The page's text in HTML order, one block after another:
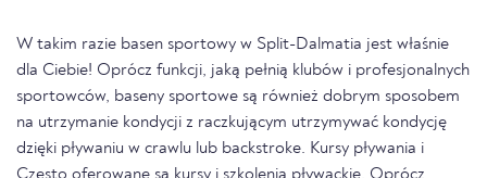
W takim razie basen sportowy w Split-Dalmatia jest właśnie
dla Ciebie! Oprócz funkcji, jaką pełnią klubów i profesjonalnych
sportowców, baseny sportowe są również dobrym sposobem
na utrzymanie kondycji z raczkującym utrzymywać kondycję
dzięki pływaniu w crawlu lub backstroke. Kursy pływania i